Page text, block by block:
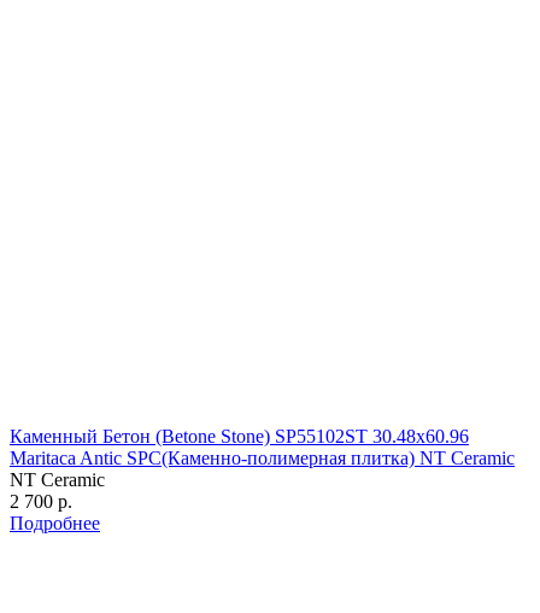
Каменный Бетон (Betone Stone) SP55102ST 30.48х60.96
Maritaca Antic SPC(Каменно-полимерная плитка) NT Ceramic
NT Ceramic
2 700 р.
Подробнее